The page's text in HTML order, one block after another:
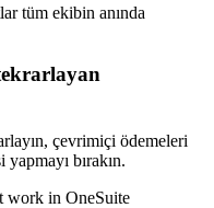
tüm ekibin anında
çevrimiçi ödemeleri
bırakın.